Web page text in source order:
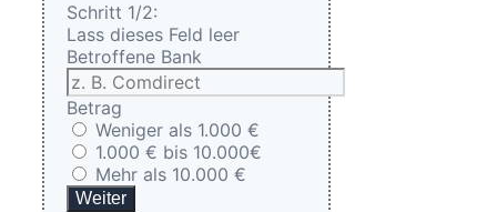
Schritt 1/2:
Lass dieses Feld leer
Betroffene Bank
Betrag
Weniger als 1.000 €
1.000 € bis 10.000€
Mehr als 10.000 €
Weiter